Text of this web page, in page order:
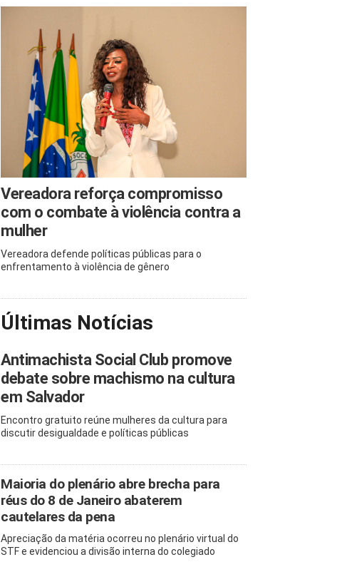
Vereadora reforça compromisso
com o combate à violência contra a
mulher
Vereadora defende políticas públicas para o
enfrentamento à violência de gênero
Últimas Notícias
Antimachista Social Club promove
debate sobre machismo na cultura
em Salvador
Encontro gratuito reúne mulheres da cultura para
discutir desigualdade e políticas públicas
Maioria do plenário abre brecha para
réus do 8 de Janeiro abaterem
cautelares da pena
Apreciação da matéria ocorreu no plenário virtual do
STF e evidenciou a divisão interna do colegiado